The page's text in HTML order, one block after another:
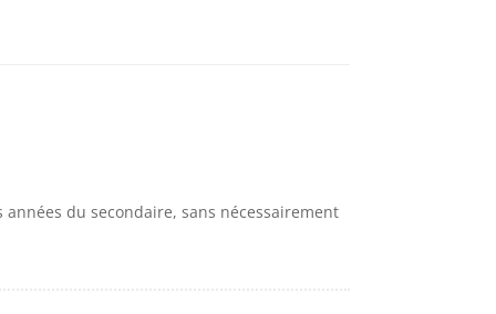
du secondaire, sans nécessairement